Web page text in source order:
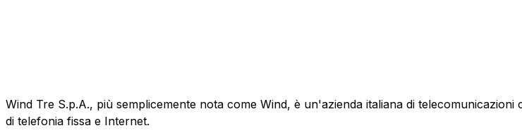
Wind Tre S.p.A., più semplicemente nota come Wind, è un'azienda italiana di
di telefonia fissa e Internet.